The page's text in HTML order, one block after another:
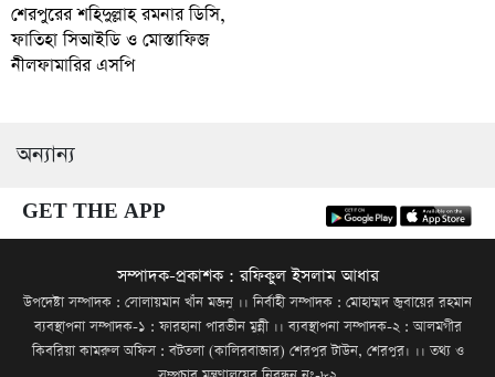
শেরপুরের শহিদুল্লাহ রমনার ডিসি,
ফাতিহা সিআইডি ও মোস্তাফিজ
নীলফামারির এসপি
অন্যান্য
GET THE APP
সম্পাদক-প্রকাশক : রফিকুল ইসলাম আধার
উপদেষ্টা সম্পাদক : সোলায়মান খাঁন মজনু ।। নির্বাহী সম্পাদক : মোহাম্মদ জুবায়ের রহমান
ব্যবস্থাপনা সম্পাদক-১ : ফারহানা পারভীন মুন্নী ।। ব্যবস্থাপনা সম্পাদক-২ : আলমগীর
কিবরিয়া কামরুল অফিস : বটতলা (কালিরবাজার) শেরপুর টাউন, শেরপুর। ।। তথ্য ও